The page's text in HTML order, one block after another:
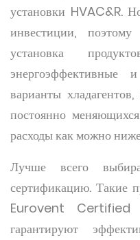
установки HVAC&R.
инвестиции,
установка
энергоэффективные
варианты
постоянно
расходы как можно
Лучше всего
сертификацию. Такие
Eurovent Certified
гарантируют